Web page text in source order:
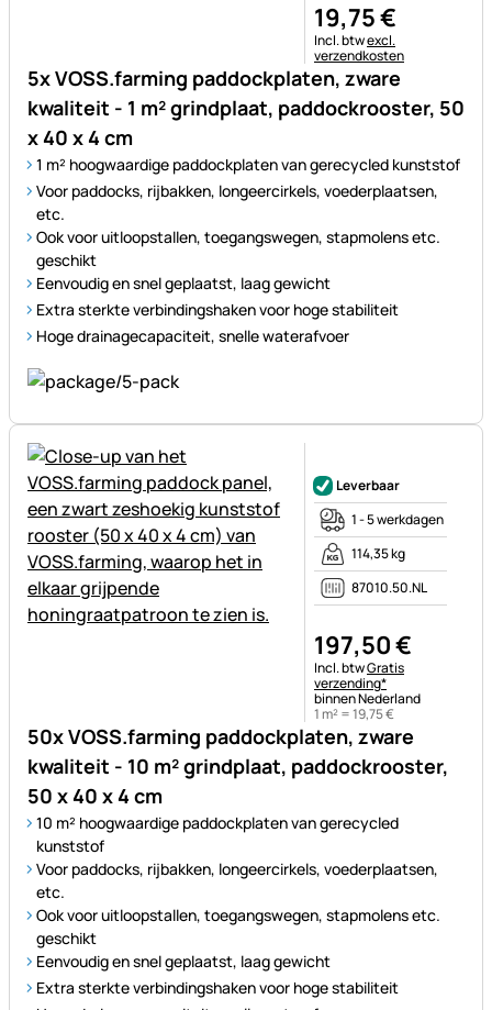
5x VOSS.farming paddockplaten, zware
kwaliteit - 1 m² grindplaat, paddockrooster, 50
x 40 x 4 cm
1 m² hoogwaardige paddockplaten van gerecycled kunststof
Voor paddocks, rijbakken, longeercirkels, voederplaatsen,
etc.
Ook voor uitloopstallen, toegangswegen, stapmolens etc.
geschikt
Eenvoudig en snel geplaatst, laag gewicht
Extra sterkte verbindingshaken voor hoge stabiliteit
Hoge drainagecapaciteit, snelle waterafvoer
19,75€
Belastinginformatie:
Incl. btwexcl.
verzendkosten
50x VOSS.farming paddockplaten, zware
kwaliteit - 10 m² grindplaat, paddockrooster,
50 x 40 x 4 cm
10 m² hoogwaardige paddockplaten van gerecycled
kunststof
Voor paddocks, rijbakken, longeercirkels, voederplaatsen,
etc.
Ook voor uitloopstallen, toegangswegen, stapmolens etc.
geschikt
Eenvoudig en snel geplaatst, laag gewicht
Extra sterkte verbindingshaken voor hoge stabiliteit
Leverbaar
1 - 5 werkdagen
114,35 kg
87010.50.NL
197,50€
Belastinginformatie:
Incl. btwGratis
verzending*
binnen Nederland
1 m² =19,75€